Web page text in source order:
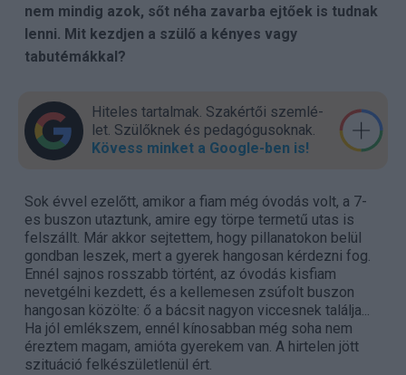
nem mindig azok, sőt néha zavarba ejtőek is tudnak
lenni. Mit kezdjen a szülő a kényes vagy
tabutémákkal?
Hiteles tartalmak. Szakér­tői szem­lé­
let. Szülők­nek és pedagógu­sok­nak.
Kövess minket a Google-ben is!
Sok évvel ezelőtt, amikor a fiam még óvodás volt, a 7-
es buszon utaztunk, amire egy törpe termetű utas is
felszállt. Már akkor sejtettem, hogy pillanatokon belül
gondban leszek, mert a gyerek hangosan kérdezni fog.
Ennél sajnos rosszabb történt, az óvodás kisfiam
nevetgélni kezdett, és a kellemesen zsúfolt buszon
hangosan közölte: ő a bácsit nagyon viccesnek találja...
Ha jól emlékszem, ennél kínosabban még soha nem
éreztem magam, amióta gyerekem van. A hirtelen jött
szituáció felkészületlenül ért.